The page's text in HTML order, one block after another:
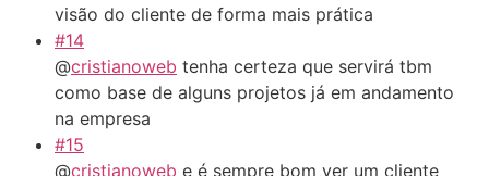
visão do cliente de forma mais prática
#14
@cristianoweb tenha certeza que servirá tbm
como base de alguns projetos já em andamento
na empresa
#15
@cristianoweb e é sempre bom ver um cliente